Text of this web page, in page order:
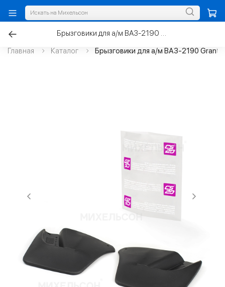
Главная Каталог Брызговики для а/м ВАЗ-2190